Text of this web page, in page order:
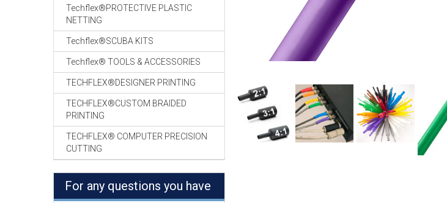
Techflex®PROTECTIVE PLASTIC
NETTING
Techflex®SCUBA KITS
Techflex® TOOLS & ACCESSORIES
TECHFLEX®DESIGNER PRINTING
TECHFLEX®CUSTOM BRAIDED
PRINTING
TECHFLEX® COMPUTER PRECISION
CUTTING
For any questions you have